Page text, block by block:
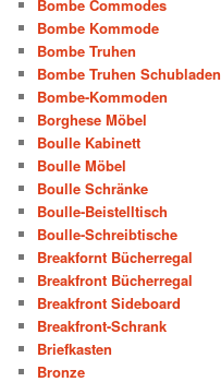
Bombe Commodes
Bombe Kommode
Bombe Truhen
Bombe Truhen Schubladen
Bombe-Kommoden
Borghese Möbel
Boulle Kabinett
Boulle Möbel
Boulle Schränke
Boulle-Beistelltisch
Boulle-Schreibtische
Breakfornt Bücherregal
Breakfront Bücherregal
Breakfront Sideboard
Breakfront-Schrank
Briefkasten
Bronze